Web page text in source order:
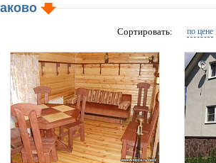
по цене
Сортировать: